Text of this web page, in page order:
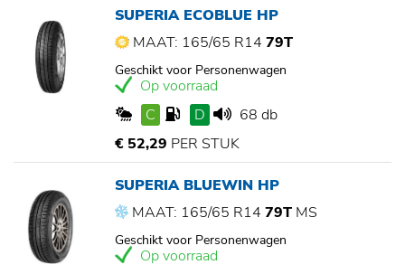
SUPERIA ECOBLUE HP
MAAT: 165/65 R14 79T
Geschikt voor Personenwagen
Op voorraad
C
D
68 db
€ 52,29 PER STUK
SUPERIA BLUEWIN HP
MAAT: 165/65 R14 79T MS
Geschikt voor Personenwagen
Op voorraad